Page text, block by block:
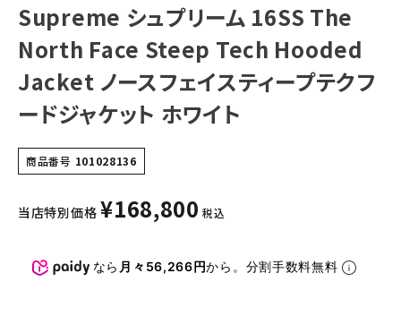
ジャケット・アウター
キャップ・ハット
ニット帽・ビーニー
バックパック・リュック
その他バッグ類
スニーカー・ブーツ
アクセサリー
Supreme シュプリーム 16SS The
North Face Steep Tech Hooded
Jacket ノースフェイスティープテクフ
ードジャケット ホワイト
商品番号 101028136
当店特別価格 ¥168,800 税込
なら 月々56,266円から。分割手数料無料